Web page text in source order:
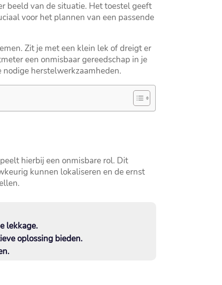
beeld van de situatie.​ Het toestel geeft
voor het plannen van een passende
Zit je met een klein lek of dreigt er
een onmisbaar gereedschap in je
herstelwerkzaamheden.​
hierbij een onmisbare rol.​ Dit
kunnen lokaliseren en de ernst
lekkage.​
oplossing bieden.​